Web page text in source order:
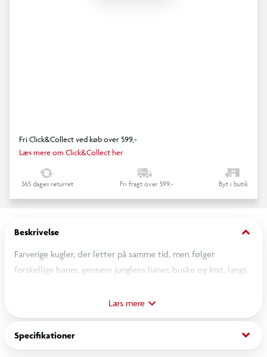
Fri Click&Collect ved køb over 599,-
Læs mere om Click&Collect her
365 dages returret Fri fragt over 599,- Byt i butik
Beskrivelse keyboard_arrow_down
Farverige kugler, der letter på samme tid, men følger
forskellige baner, gennem junglens lianer, buske og krat, langs
og farver. Der er masser af brikker til at bygge baner som dem
på illustrationerne, eller til at skabe helt nye og originale
baner.
Læs mere
Specifikationer keyboard_arrow_down